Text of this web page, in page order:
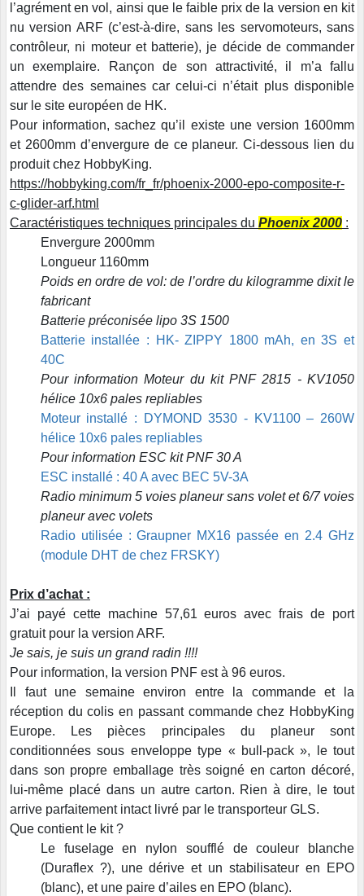
l’agrément en vol, ainsi que le faible prix de la version en kit
nu version ARF (c’est-à-dire, sans les servomoteurs, sans
contrôleur, ni moteur et batterie), je décide de commander
un exemplaire. Rançon de son attractivité, il m’a fallu
attendre des semaines car celui-ci n’était plus disponible
sur le site européen de HK.
Pour information, sachez qu’il existe une version 1600mm
et 2600mm d’envergure de ce planeur. Ci-dessous lien du
produit chez HobbyKing.
https://hobbyking.com/fr_fr/phoenix-2000-epo-composite-r-
c-glider-arf.html
Caractéristiques techniques principales du Phoenix 2000 :
Envergure 2000mm
Longueur 1160mm
Poids en ordre de vol: de l’ordre du kilogramme dixit le
fabricant
Batterie préconisée lipo 3S 1500
Batterie installée : HK- ZIPPY 1800 mAh, en 3S et
40C
Pour information Moteur du kit PNF 2815 - KV1050
hélice 10x6 pales repliables
Moteur installé : DYMOND 3530 - KV1100 – 260W
hélice 10x6 pales repliables
Pour information ESC kit PNF 30 A
ESC installé : 40 A avec BEC 5V-3A
Radio minimum 5 voies planeur sans volet et 6/7 voies
planeur avec volets
Radio utilisée : Graupner MX16 passée en 2.4 GHz
(module DHT de chez FRSKY)
Prix d’achat :
J’ai payé cette machine 57,61 euros avec frais de port
gratuit pour la version ARF.
Je sais, je suis un grand radin !!!!
Pour information, la version PNF est à 96 euros.
Il faut une semaine environ entre la commande et la
réception du colis en passant commande chez HobbyKing
Europe. Les pièces principales du planeur sont
conditionnées sous enveloppe type « bull-pack », le tout
dans son propre emballage très soigné en carton décoré,
lui-même placé dans un autre carton. Rien à dire, le tout
arrive parfaitement intact livré par le transporteur GLS.
Que contient le kit ?
Le fuselage en nylon soufflé de couleur blanche
(Duraflex ?), une dérive et un stabilisateur en EPO
(blanc), et une paire d’ailes en EPO (blanc).